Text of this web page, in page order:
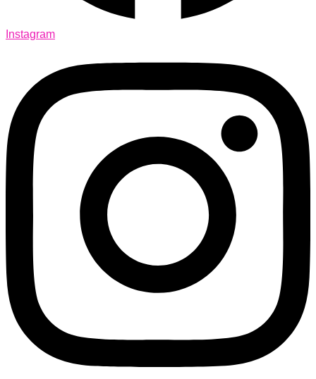
Instagram